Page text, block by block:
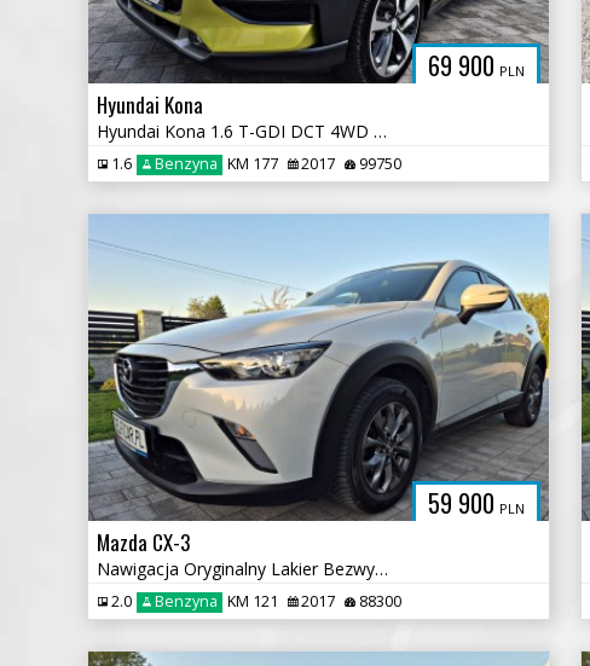
69 900 PLN
Hyundai Kona
Hyundai Kona 1.6 T-GDI DCT 4WD Premium
1.6 Benzyna KM 177 2017 99750
59 900 PLN
Mazda CX-3
Nawigacja Oryginalny Lakier Bezwypadkowy
2.0 Benzyna KM 121 2017 88300